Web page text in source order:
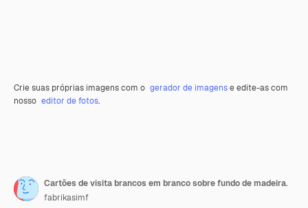
Crie suas próprias imagens com o gerador de imagense edite-as com
nosso editor de fotos.
Cartões de visita brancos em branco sobre fundo de madeira.
fabrikasimf